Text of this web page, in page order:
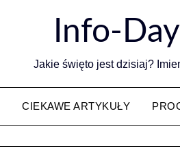
Info-
Jakie święto jest dzisiaj?
CIEKAWE ARTYKUŁY